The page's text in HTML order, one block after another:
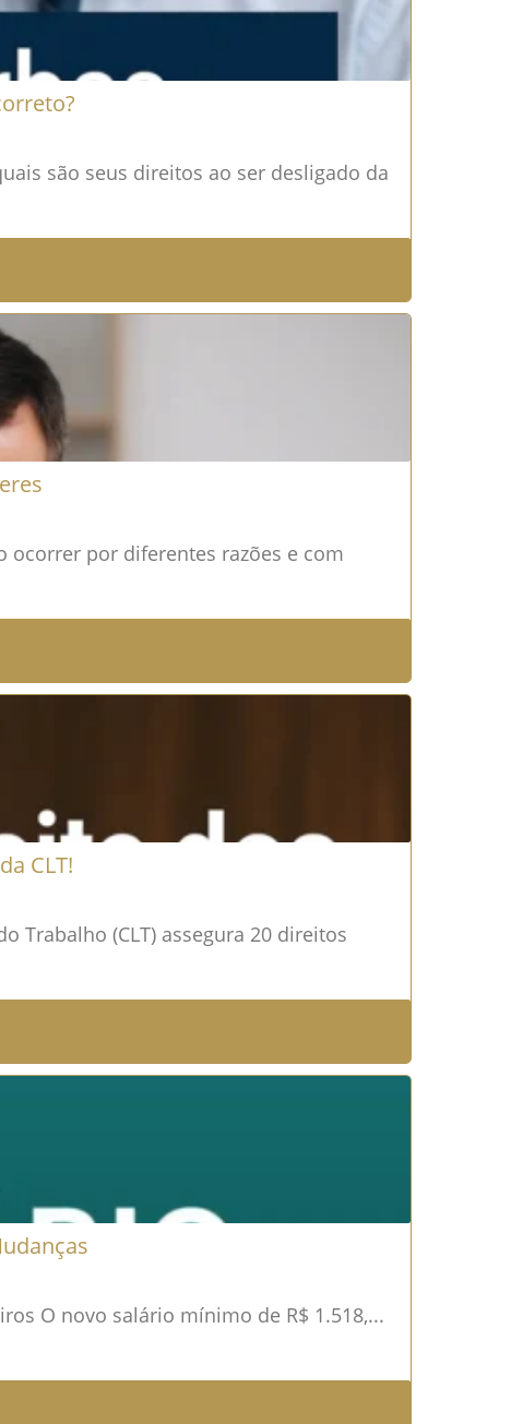
são seus direitos ao ser desligado da
ocorrer por diferentes razões e com
CLT!
Trabalho (CLT) assegura 20 direitos
O novo salário mínimo de R$ 1.518,...